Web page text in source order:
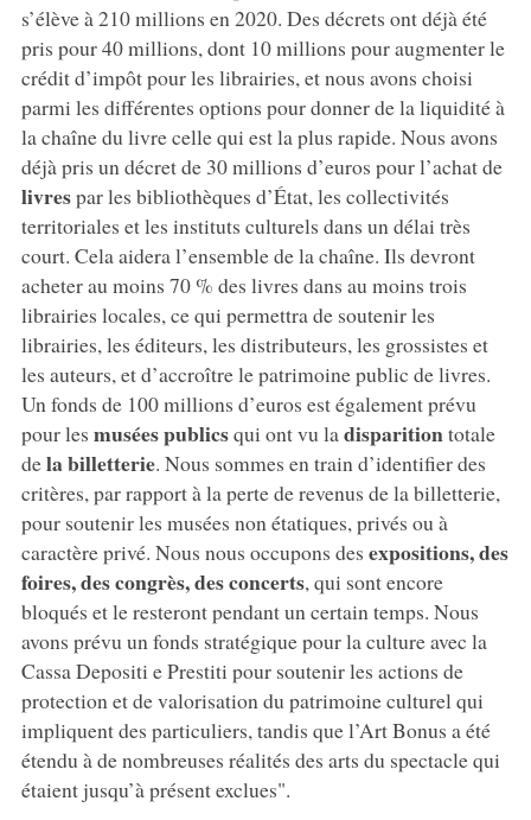
s’élève à 210 millions en 2020. Des décrets ont déjà été
pris pour 40 millions, dont 10 millions pour augmenter le
crédit d’impôt pour les librairies, et nous avons choisi
parmi les différentes options pour donner de la liquidité à
la chaîne du livre celle qui est la plus rapide. Nous avons
déjà pris un décret de 30 millions d’euros pour l’achat de
livrespar les bibliothèques d’État, les collectivités
territoriales et les instituts culturels dans un délai très
court. Cela aidera l’ensemble de la chaîne. Ils devront
acheter au moins 70 % des livres dans au moins trois
librairies locales, ce qui permettra de soutenir les
librairies, les éditeurs, les distributeurs, les grossistes et
les auteurs, et d’accroître le patrimoine public de livres.
Un fonds de 100 millions d’euros est également prévu
pour les musées publicsqui ont vu ladisparitiontotale
dela billetterie. Nous sommes en train d’identifier des
critères, par rapport à la perte de revenus de la billetterie,
pour soutenir les musées non étatiques, privés ou à
caractère privé. Nous nous occupons des expositions, des
foires, des congrès, des concerts, qui sont encore
bloqués et le resteront pendant un certain temps. Nous
avons prévu un fonds stratégique pour la culture avec la
Cassa Depositi e Prestiti pour soutenir les actions de
protection et de valorisation du patrimoine culturel qui
impliquent des particuliers, tandis que l’Art Bonus a été
étendu à de nombreuses réalités des arts du spectacle qui
étaient jusqu’à présent exclues".